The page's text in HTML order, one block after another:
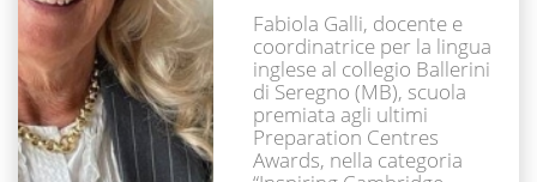
Fabiola Galli, docente e
coordinatrice per la lingua
inglese al collegio Ballerini
di Seregno (MB), scuola
premiata agli ultimi
Preparation Centres
Awards, nella categoria